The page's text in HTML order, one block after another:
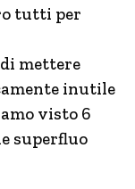
tutti per
mettere
inutile
visto 6
superfluo